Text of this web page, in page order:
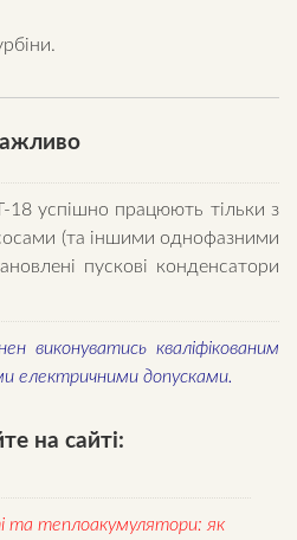
18 успішно працюють тільки з
(та іншими однофазними
пускові конденсатори
виконуватись кваліфікованим
електричними допусками.
на сайті:
та теплоакумулятори: як